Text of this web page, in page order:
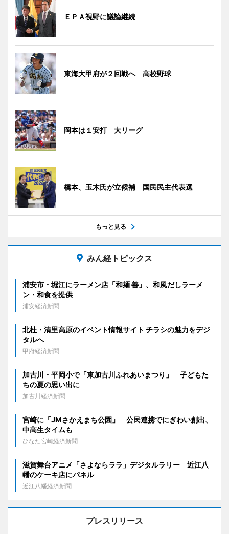
ＥＰＡ視野に議論継続
東海大甲府が２回戦へ 高校野球
岡本は１安打 大リーグ
橋本、玉木氏が立候補 国民民主代表選
もっと見る
みん経トピックス
浦安市・堀江にラーメン店「和麺 善」、和風だしラーメ
ン・和食を提供
浦安経済新聞
北杜・清里高原のイベント情報サイト チラシの魅力をデジ
タルへ
甲府経済新聞
加古川・平岡小で「東加古川ふれあいまつり」 子どもた
ちの夏の思い出に
加古川経済新聞
宮崎に「JMさかえまち公園」 公民連携でにぎわい創出、
中高生タイムも
ひなた宮崎経済新聞
滋賀舞台アニメ「さよならララ」デジタルラリー 近江八
幡のケーキ店にパネル
近江八幡経済新聞
プレスリリース